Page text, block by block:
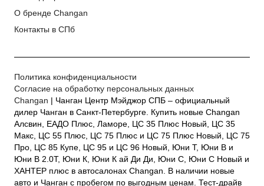
О бренде Changan
Контакты в СПб
Политика конфиденциальности
Согласие на обработку персональных данных
Changan | Чанган Центр Мэйджор СПБ – официальный
дилер Чанган в Санкт-Петербурге. Купить новые Changan
Алсвин, ЕАДО Плюс, Ламоре, ЦС 35 Плюс Новый, ЦС 35
Макс, ЦС 55 Плюс, ЦС 75 Плюс и ЦС 75 Плюс Новый, ЦС 75
Про, ЦС 85 Купе, ЦС 95 и ЦС 96 Новый, Юни Т, Юни В и
Юни В 2.0Т, Юни К, Юни К ай Ди Ди, Юни С, Юни С Новый и
ХАНТЕР плюс в автосалонах Changan. В наличии новые
авто и Чанган с пробегом по выгодным ценам. Тест-драйв